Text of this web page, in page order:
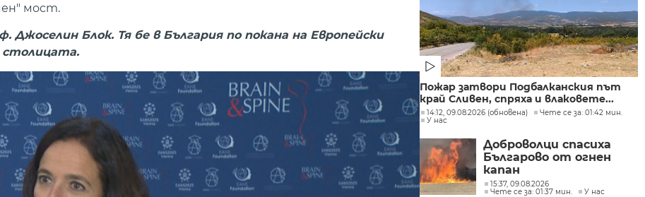
мост.
Джоселин Блок. Тя бе в България по покана на Европейски
столицата.
Пожар затвори Подбалканския път
край Сливен, спряха и влаковете...
14:12, 09.08.2026 (обновена)
Чете се за: 01:42 мин.
У нас
Доброволци спасиха
Българово от огнен
капан
15:37, 09.08.2026
Чете се за: 01:37 мин.
У нас